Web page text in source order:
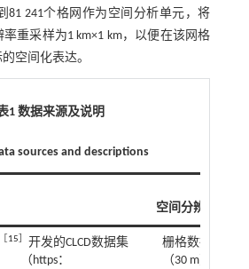
81 241个格网作为空间分析单元，将
重采样为1 km×1 km，以便在该网格
空间化表达。
1 数据来源及说明
sources and descriptions
空间分辨率
15 ］开发的CLCD数据集
（https：
栅格数据
（30 m）